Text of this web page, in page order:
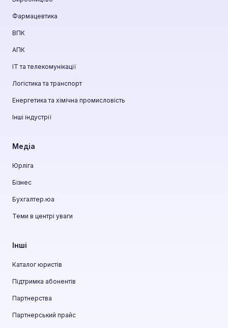
Фармацевтика
ВПК
АПК
ІТ та телекомунікації
Логістика та транспорт
Енергетика та хімічна промисловість
Інші індустрії
Медіа
Юрліга
Бізнес
Бухгалтер.юа
Теми в центрі уваги
Інші
Каталог юристів
Підтримка абонентів
Партнерства
Партнерський прайс